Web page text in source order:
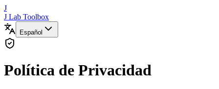
J
J Lab Toolbox
Español
Política de Privacidad